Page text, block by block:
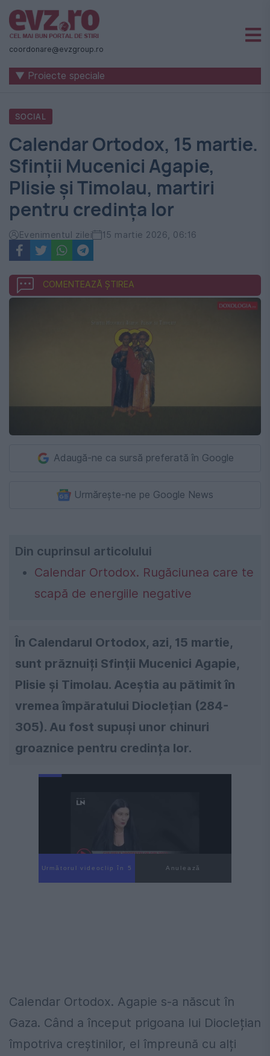
Știri
naționale
internaționale
România
-
Evenimentul
Zilei
coordonare@evzgroup.ro
▼ Proiecte speciale
SOCIAL
Calendar Ortodox, 15 martie.
Sfinţii Mucenici Agapie,
Plisie şi Timolau, martiri
pentru credința lor
Evenimentul zilei 15 martie 2026, 06:16
COMENTEAZĂ ȘTIREA
Adaugă-ne ca sursă preferată în Google
Urmărește-ne pe Google News
Din cuprinsul articolului
Calendar Ortodox. Rugăciunea care te
scapă de energiile negative
În Calendarul Ortodox, azi, 15 martie,
sunt prăznuiți Sfinţii Mucenici Agapie,
Plisie şi Timolau. Aceștia au pătimit în
vremea împăratului Dioclețian (284-
305). Au fost supuși unor chinuri
groaznice pentru credința lor.
Următorul videoclip în 4 Anulează
Calendar Ortodox. Agapie s-a născut în
Gaza. Când a început prigoana lui Dioclețian
împotriva creștinilor, el împreună cu alți